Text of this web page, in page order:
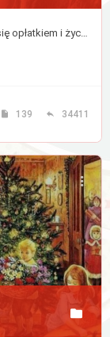
Najważniejsze dni w roku, kiedy to ludzie dzielą się opłatkiem i życzą sobie wszystkiego co najlepsze, a zwierzęta mówią ludzkim głosem.
139 34411